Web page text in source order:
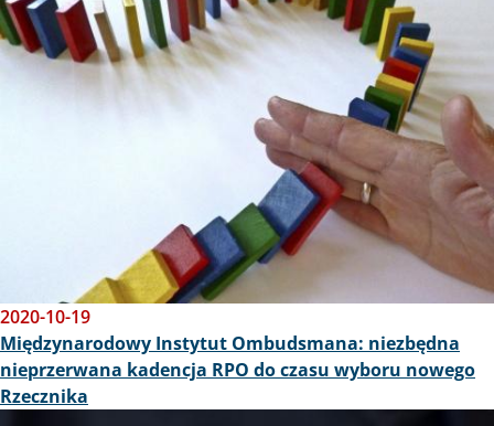
2020-10-19
Międzynarodowy Instytut Ombudsmana: niezbędna
nieprzerwana kadencja RPO do czasu wyboru nowego
Rzecznika